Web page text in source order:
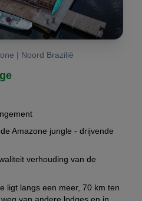
| Noord Brazilië
Amazone jungle - drijvende
verhouding van de
ligt langs een meer, 70 km ten